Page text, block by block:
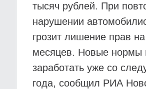
тысяч рублей. При
нарушении
грозит лишение прав
месяцев. Новые нормы
заработать уже со
года, сообщил РИА